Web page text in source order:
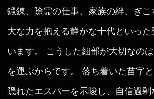
鍛錬、除霊の仕事、家族の絆、ぎ
大な力を抱える静かな十代といっ
います。 こうした細部が大切なの
を運ぶからです。 落ち着いた苗字
隠れたエスパーを示唆し、自信過